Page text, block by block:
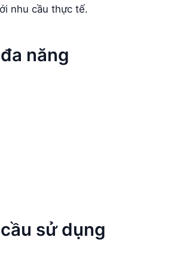
nhu cầu thực tế.
năng
sử dụng